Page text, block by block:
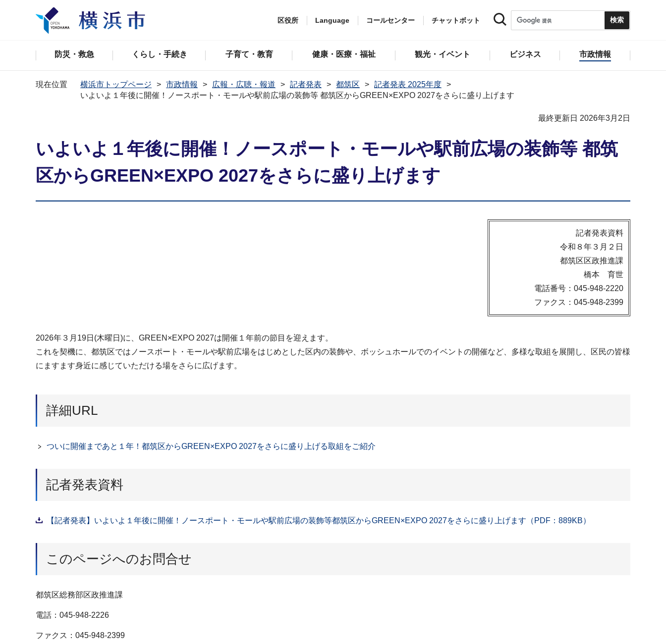
区役所 Language コールセンター チャットボット
防災・救急 くらし・手続き 子育て・教育 健康・医療・福祉 観光・イベント ビジネス 市政情報
現在位置 横浜市トップページ 市政情報 広報・広聴・報道 記者発表 都筑区
記者発表 2025年度
いよいよ１年後に開催！ノースポート・モールや駅前広場の装飾等 都筑区からGREEN×EXPO 2027をさらに盛り上げます
最終更新日 2026年3月2日
いよいよ１年後に開催！ノースポート・モールや駅前広場の装飾等 都筑
区からGREEN×EXPO 2027をさらに盛り上げます
記者発表資料
令和８年３月２日
都筑区区政推進課
橋本 育世
電話番号：045-948-2220
ファクス：045-948-2399
2026年３月19日(木曜日)に、GREEN×EXPO 2027は開催１年前の節目を迎えます。
これを契機に、都筑区ではノースポート・モールや駅前広場をはじめとした区内の装飾や、ボッシュホールでのイベントの開催など、多様な取組を展開し、区民の皆様
にますます身近に感じていただける場をさらに広げます。
詳細URL
ついに開催まであと１年！都筑区からGREEN×EXPO 2027をさらに盛り上げる取組をご紹介
記者発表資料
【記者発表】いよいよ１年後に開催！ノースポート・モールや駅前広場の装飾等都筑区からGREEN×EXPO 2027をさらに盛り上げます（PDF：889KB）
このページへのお問合せ
都筑区総務部区政推進課
電話：045-948-2226
ファクス：045-948-2399